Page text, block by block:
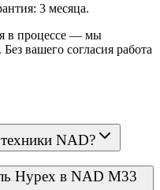
3 месяца.
в процессе — мы
вашего согласия работа
NAD?
Hypex в NAD M33